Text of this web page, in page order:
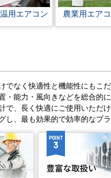
用エアコン 農業用エア
なく快適性と機能性にもこだ
能力・風向きなどを総合的
、長く快適にご使用いただけ
、最も効果的で効率的なプラ
POINT
3